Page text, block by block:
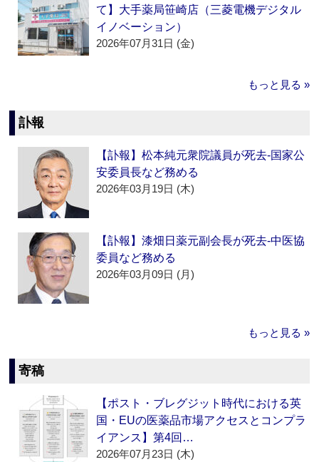
て】大手薬局笹崎店（三菱電機デジタル
イノベーション）
2026年07月31日 (金)
もっと見る »
訃報
【訃報】松本純元衆院議員が死去‐国家公
安委員長など務める
2026年03月19日 (木)
【訃報】漆畑日薬元副会長が死去‐中医協
委員など務める
2026年03月09日 (月)
もっと見る »
寄稿
【ポスト・ブレグジット時代における英
国・EUの医薬品市場アクセスとコンプラ
イアンス】第4回…
2026年07月23日 (木)